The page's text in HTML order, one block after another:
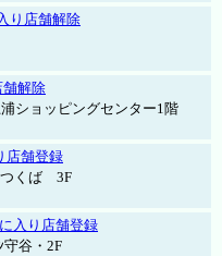
り店舗解除
舗解除
ショッピングセンター1階
店舗登録
つくば 3F
入り店舗登録
守谷・2F